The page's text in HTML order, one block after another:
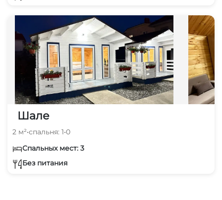
Шале
2 м²•спальня: 1•0
Спальных мест: 3
Без питания